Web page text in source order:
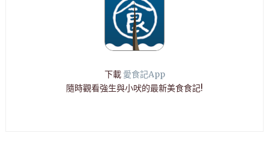
下載 愛食記App
隨時觀看強生與小吠的最新美食食記!